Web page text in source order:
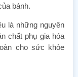
bánh.
là những nguyên
chất phụ gia hóa
cho sức khỏe